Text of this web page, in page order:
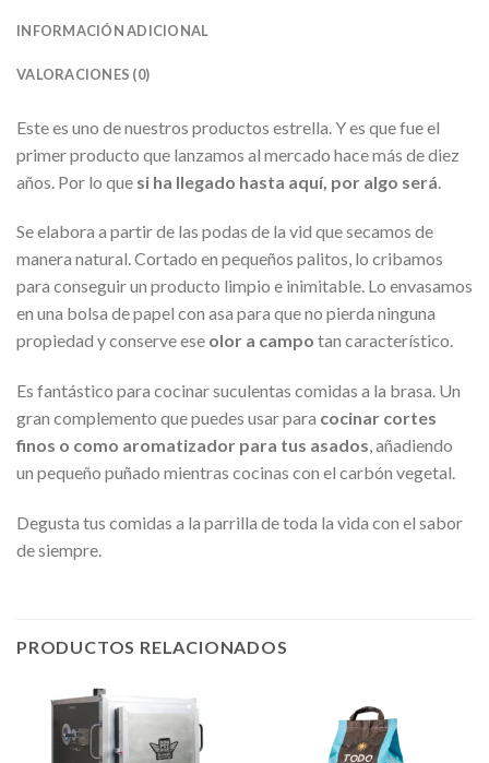
INFORMACIÓN ADICIONAL
VALORACIONES (0)
Este es uno de nuestros productos estrella. Y es que fue el
primer producto que lanzamos al mercado hace más de diez
años. Por lo que si ha llegado hasta aquí, por algo será
Se elabora a partir de las podas de la vid que secamos de
manera natural. Cortado en pequeños palitos, lo cribamos
para conseguir un producto limpio e inimitable. Lo envasamos
en una bolsa de papel con asa para que no pierda ninguna
propiedad y conserve ese olor a campo tan característico.
Es fantástico para cocinar suculentas comidas a la brasa. Un
gran complemento que puedes usar para cocinar cortes
finos o como aromatizador para tus asados, añadiendo
un pequeño puñado mientras cocinas con el carbón vegetal.
Degusta tus comidas a la parrilla de toda la vida con el sabor
de siempre.
PRODUCTOS RELACIONADOS